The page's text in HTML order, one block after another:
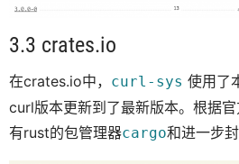
3.3 crates.io
在crates.io中， curl-sys 使用了
curl版本更新到了最新版本。根据
有rust的包管理器cargo和进一步